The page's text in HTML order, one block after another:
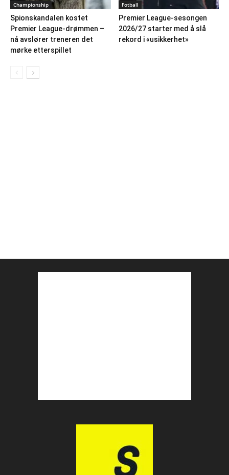
Championship
Spionskandalen kostet
Premier League-drømmen –
nå avslører treneren det
mørke etterspillet
Fotball
Premier League-sesongen
2026/27 starter med å slå
rekord i «usikkerhet»